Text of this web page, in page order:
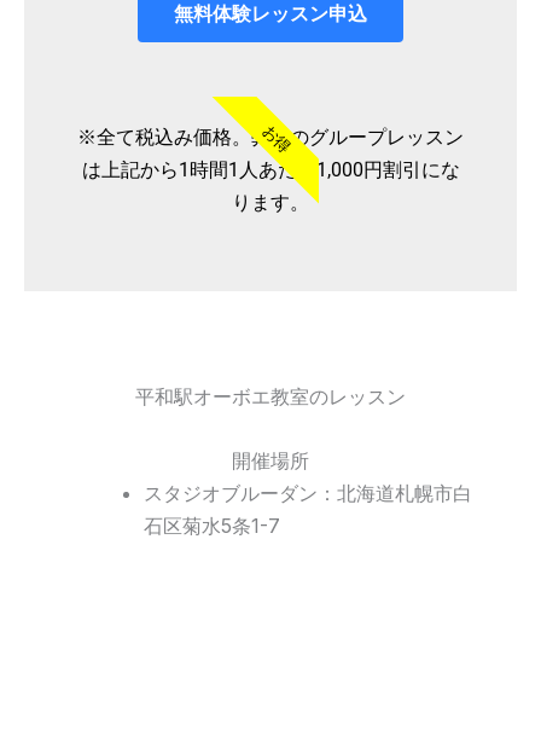
無料体験レッスン申込
お得
※全て税込み価格。弊社のグループレッスン
は上記から1時間1人あたり1,000円割引にな
ります。
平和駅オーボエ教室のレッスン
開催場所
スタジオブルーダン：北海道札幌市白
石区菊水5条1-7